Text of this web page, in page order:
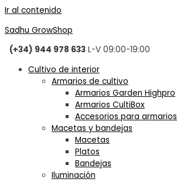
Ir al contenido
Sadhu GrowShop
(+34) 944 978 633 L-V 09:00-19:00
Cultivo de interior
Armarios de cultivo
Armarios Garden Highpro
Armarios CultiBox
Accesorios para armarios
Macetas y bandejas
Macetas
Platos
Bandejas
Iluminación